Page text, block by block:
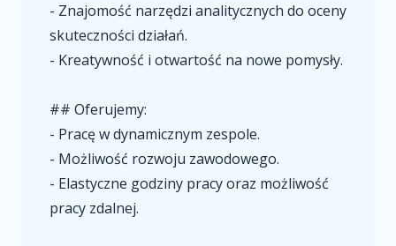
- Znajomość narzędzi analitycznych do oceny
skuteczności działań.
- Kreatywność i otwartość na nowe pomysły.
## Oferujemy:
- Pracę w dynamicznym zespole.
- Możliwość rozwoju zawodowego.
- Elastyczne godziny pracy oraz możliwość
pracy zdalnej.